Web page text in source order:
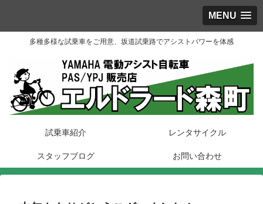
MENU
多種多様な試乗車をご用意、坂道試乗路でアシストパワーを体感
試乗車紹介 レンタサイクル
スタッフブログ お問い合わせ